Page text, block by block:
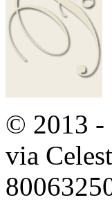
© 2013 -
via